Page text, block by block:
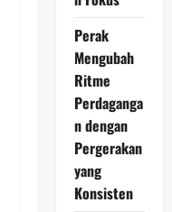
Perak
Mengubah
Ritme
Perdaganga
n dengan
Pergerakan
yang
Konsisten